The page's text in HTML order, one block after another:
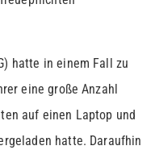
hatte in einem Fall zu
eine große Anzahl
auf einen Laptop und
hatte. Daraufhin